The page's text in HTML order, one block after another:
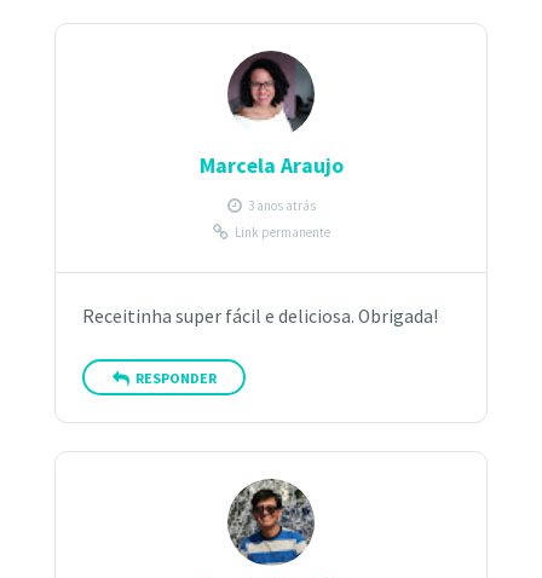
Marcela Araujo
3 anos atrás
Link permanente
Receitinha super fácil e deliciosa. Obrigada!
RESPONDER